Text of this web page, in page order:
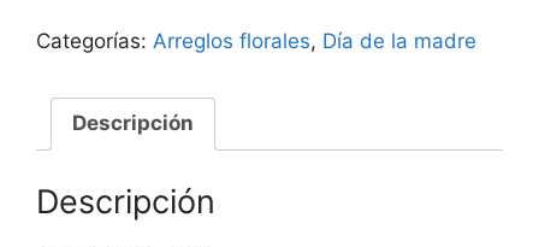
Categorías: Arreglos florales, Día de la madre
Descripción
Descripción